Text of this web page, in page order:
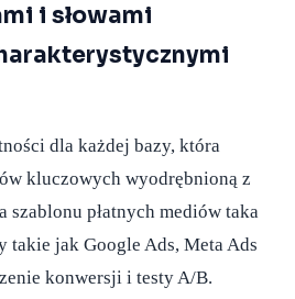
i słowami
dla każdej bazy, która
kluczowych wyodrębnioną z
szablonu płatnych mediów taka
takie jak Google Ads, Meta Ads
konwersji i testy A/B.